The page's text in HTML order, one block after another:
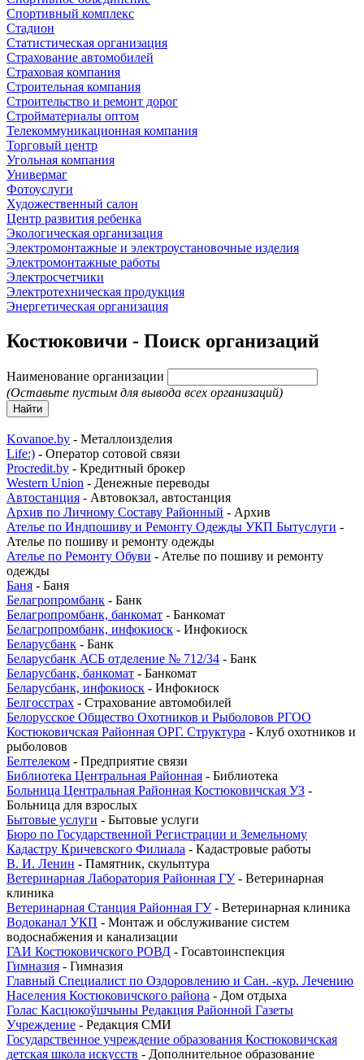
Спортивный комплекс
Стадион
Статистическая организация
Страхование автомобилей
Страховая компания
Строительная компания
Строительство и ремонт дорог
Стройматериалы оптом
Телекоммуникационная компания
Торговый центр
Угольная компания
Универмаг
Фотоуслуги
Художественный салон
Центр развития ребенка
Экологическая организация
Электромонтажные и электроустановочные изделия
Электромонтажные работы
Электросчетчики
Электротехническая продукция
Энергетическая организация
Костюковичи - Поиск организаций
Наименование организации
(Оставьте пустым для вывода всех организаций)
Найти
Kovanoe.by - Металлоизделия
Life:) - Оператор сотовой связи
Procredit.by - Кредитный брокер
Western Union - Денежные переводы
Автостанция - Автовокзал, автостанция
Архив по Личному Составу Районный - Архив
Ателье по Индпошиву и Ремонту Одежды УКП Бытуслуги -
Ателье по пошиву и ремонту одежды
Ателье по Ремонту Обуви - Ателье по пошиву и ремонту
одежды
Баня - Баня
Белагропромбанк - Банк
Белагропромбанк, банкомат - Банкомат
Белагропромбанк, инфокиоск - Инфокиоск
Беларусбанк - Банк
Беларусбанк АСБ отделение № 712/34 - Банк
Беларусбанк, банкомат - Банкомат
Беларусбанк, инфокиоск - Инфокиоск
Белгосстрах - Страхование автомобилей
Белорусское Общество Охотников и Рыболовов РГОО
Костюковичская Районная ОРГ. Структура - Клуб охотников и
рыболовов
Белтелеком - Предприятие связи
Библиотека Центральная Районная - Библиотека
Больница Центральная Районная Костюковичская УЗ -
Больница для взрослых
Бытовые услуги - Бытовые услуги
Бюро по Государственной Регистрации и Земельному
Кадастру Кричевского Филиала - Кадастровые работы
В. И. Ленин - Памятник, скульптура
Ветеринарная Лаборатория Районная ГУ- Ветеринарная
клиника
Ветеринарная Станция Районная ГУ- Ветеринарная клиника
Водоканал УКП - Монтаж и обслуживание систем
водоснабжения и канализации
ГАИ Костюковичского РОВД - Госавтоинспекция
Гимназия - Гимназия
Главный Специалист по Оздоровлению и Сан. -кур. Лечению
Населения Костюковичского района - Дом отдыха
Голас Касцюкоўшчыны Редакция Районной Газеты
Учреждение - Редакция СМИ
Государственное учреждение образования Костюковичская
детская школа искусств - Дополнительное образование